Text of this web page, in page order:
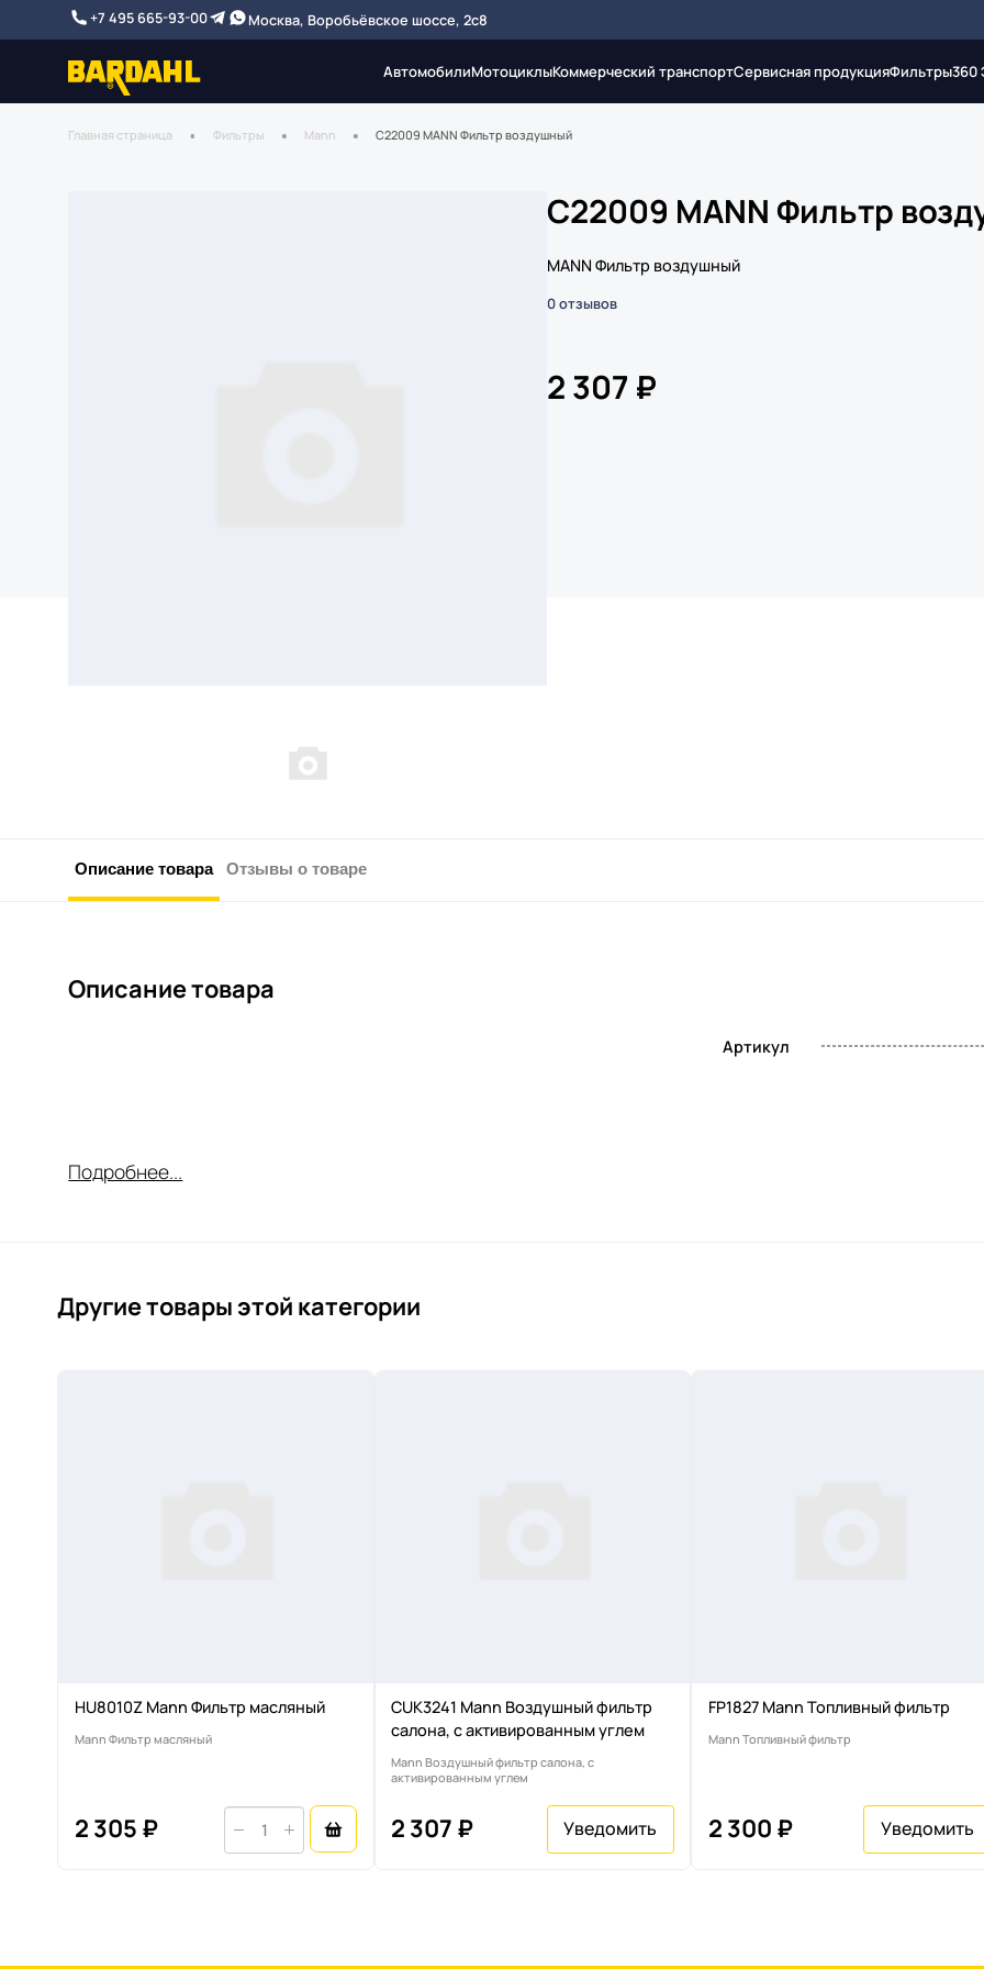
+7 495 665-93-00 Москва, Воробьёвское шоссе, 2с8
АвтомобилиМотоциклыКоммерческий транспортСервисная продукцияФильтры360
Главная страница Фильтры Mann C22009 MANN Фильтр воздушный
C22009 MANN Фильтр
MANN Фильтр воздушный
0 отзывов
2 307 ₽
Описание товара Отзывы о товаре
Описание товара
Подробнее...
Артикул
Другие товары этой категории
HU8010Z Mann Фильтр масляный
Mann Фильтр масляный
2 305 ₽
CUK3241 Mann Воздушный фильтр
салона, с активированным углем
Mann Воздушный фильтр салона, с
активированным углем
2 307 ₽
FP1827 Mann Топливный фильтр
Mann Топливный фильтр
2 300 ₽